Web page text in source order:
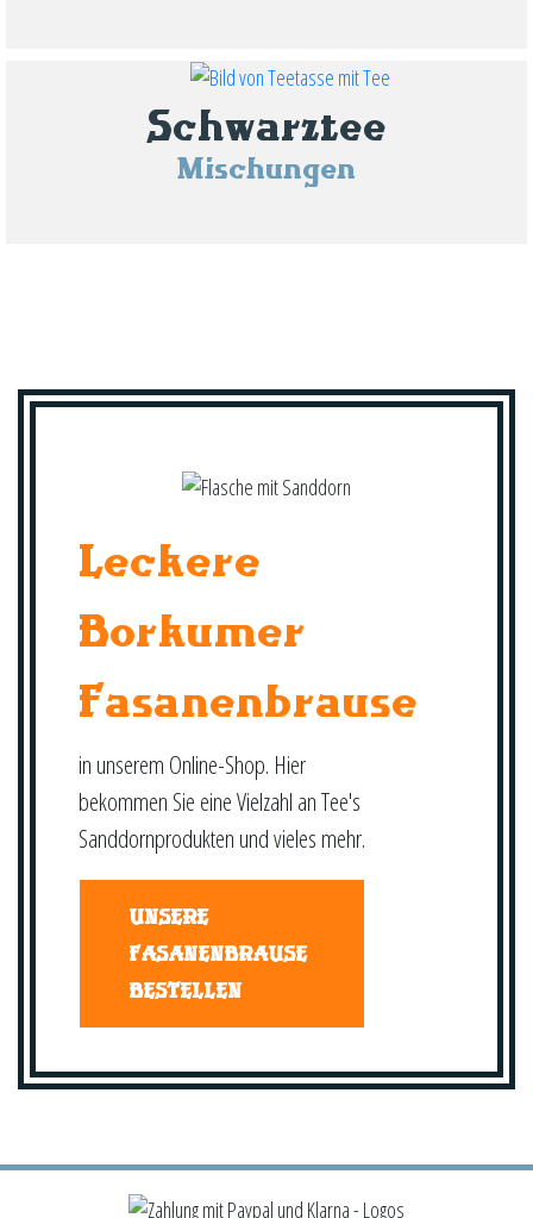
Schwarztee
Mischungen
Leckere
Borkumer
Fasanenbrause
in unserem Online-Shop. Hier
bekommen Sie eine Vielzahl an Tee's
Sanddornprodukten und vieles mehr.
UNSERE
FASANENBRAUSE
BESTELLEN